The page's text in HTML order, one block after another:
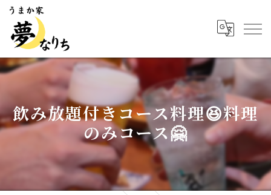
飲み放題付きコース料理😆料理
のみコース🤗